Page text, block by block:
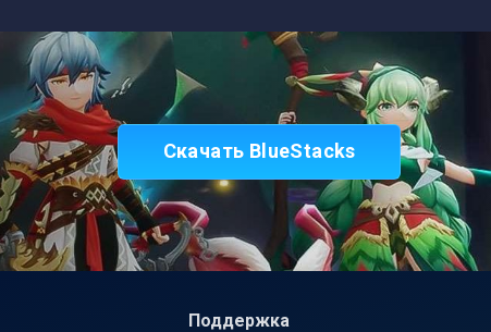
Скачать BlueStacks
Поддержка